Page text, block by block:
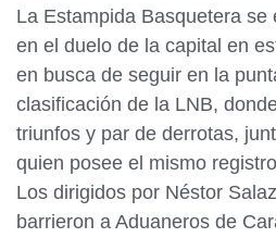
La Estampida Basquetera
en el duelo de la capital en
en busca de seguir en la
clasificación de la LNB,
triunfos y par de derrotas,
quien posee el mismo
Los dirigidos por Néstor
barrieron a Aduaneros de